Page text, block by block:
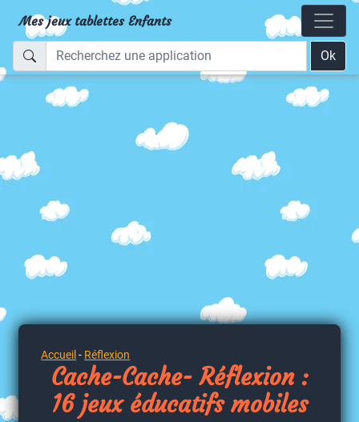
Mes jeux tablettes Enfants
Ok
Accueil - Réflexion
Cache-Cache- Réflexion :
16 jeux éducatifs mobiles